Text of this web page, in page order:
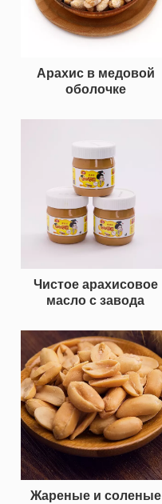
Арахис в медовой
оболочке
Чистое арахисовое
масло с завода
Жареные и соленые